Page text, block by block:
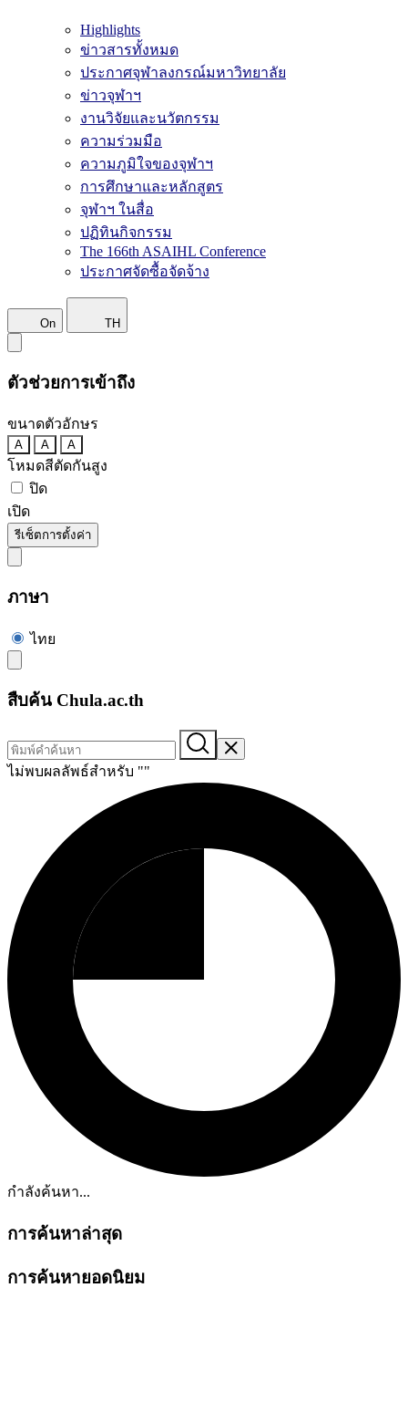
Highlights
ข่าวสารทั้งหมด
ประกาศจุฬาลงกรณ์มหาวิทยาลัย
ข่าวจุฬาฯ
งานวิจัยและนวัตกรรม
ความร่วมมือ
ความภูมิใจของจุฬาฯ
การศึกษาและหลักสูตร
จุฬาฯ ในสื่อ
ปฏิทินกิจกรรม
The 166th ASAIHL Conference
ประกาศจัดซื้อจัดจ้าง
On TH
ตัวช่วยการเข้าถึง
ขนาดตัวอักษร
A A A
โหมดสีตัดกันสูง
ปิด
เปิด
รีเซ็ตการตั้งค่า
ภาษา
ไทย
สืบค้น Chula.ac.th
ไม่พบผลลัพธ์สำหรับ ""
กำลังค้นหา...
การค้นหาล่าสุด
การค้นหายอดนิยม